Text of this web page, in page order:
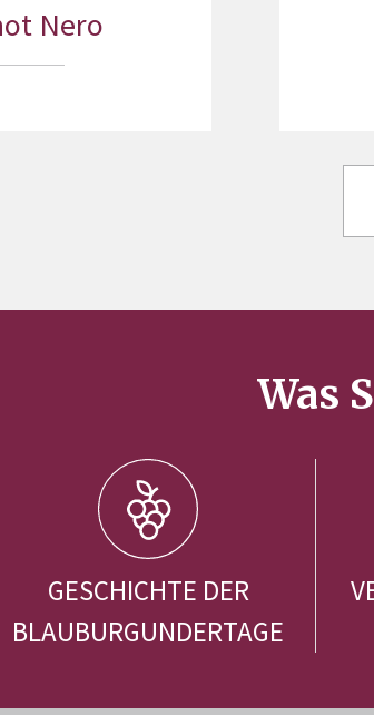
Nero
Was
GESCHICHTE DER
BLAUBURGUNDERTAGE